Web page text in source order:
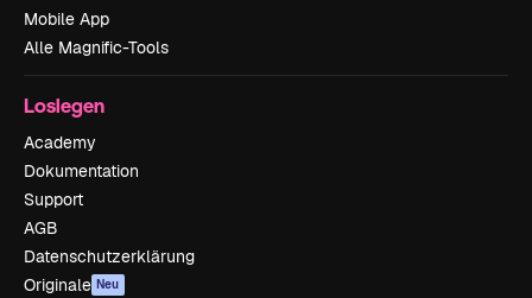
Mobile App
Alle Magnific-Tools
Loslegen
Academy
Dokumentation
Support
AGB
Datenschutzerklärung
Originale Neu